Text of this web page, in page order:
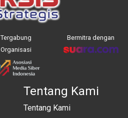
Tergabung
Organisasi
Bermitra dengan
Tentang Kami
Tentang Kami